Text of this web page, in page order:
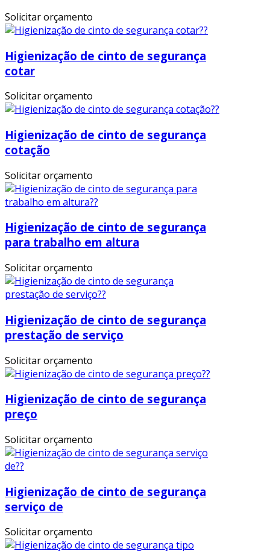
Solicitar orçamento
Higienização de cinto de segurança
cotar
Solicitar orçamento
Higienização de cinto de segurança
cotação
Solicitar orçamento
Higienização de cinto de segurança
para trabalho em altura
Solicitar orçamento
Higienização de cinto de segurança
prestação de serviço
Solicitar orçamento
Higienização de cinto de segurança
preço
Solicitar orçamento
Higienização de cinto de segurança
serviço de
Solicitar orçamento